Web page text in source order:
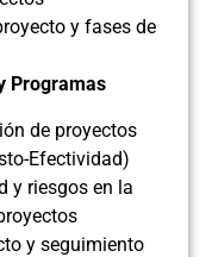
y fases de
Programas
de proyectos
Efectividad)
y riesgos en la
y seguimiento